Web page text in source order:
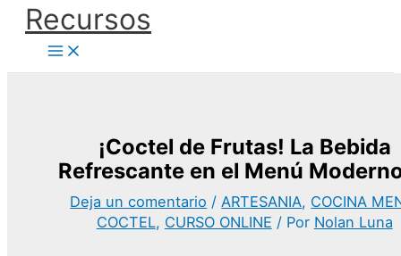
contenido
Recursos
¡Coctel de Frutas! La Bebida
Refrescante en el Menú
Deja un comentario / ARTESANIA, COCINA
COCTEL, CURSO ONLINE / Por Nolan Luna